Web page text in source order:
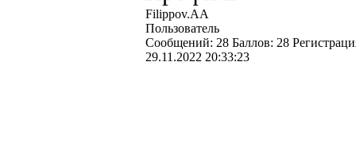
Filippov.AA
Пользователь
Cообщений: 28 Баллов: 28
29.11.2022 20:33:23